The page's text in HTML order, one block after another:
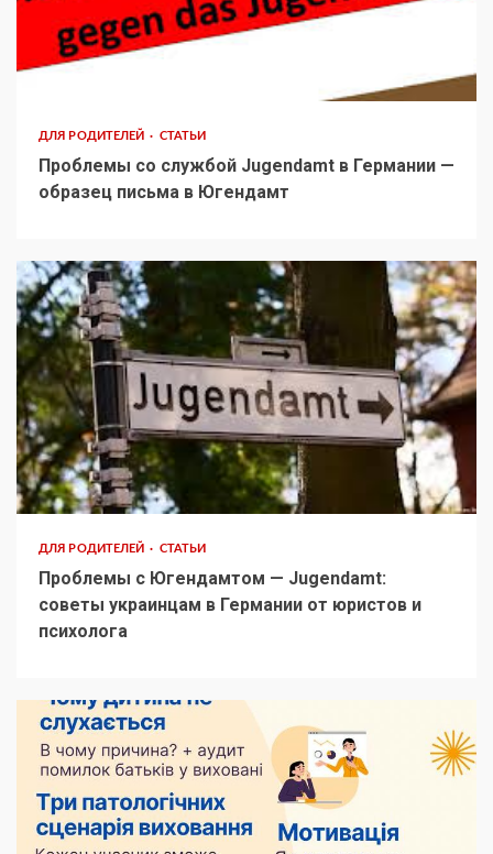
ДЛЯ РОДИТЕЛЕЙ СТАТЬИ
Проблемы со службой Jugendamt в Германии —
образец письма в Югендамт
ДЛЯ РОДИТЕЛЕЙ СТАТЬИ
Проблемы с Югендамтом — Jugendamt:
советы украинцам в Германии от юристов и
психолога